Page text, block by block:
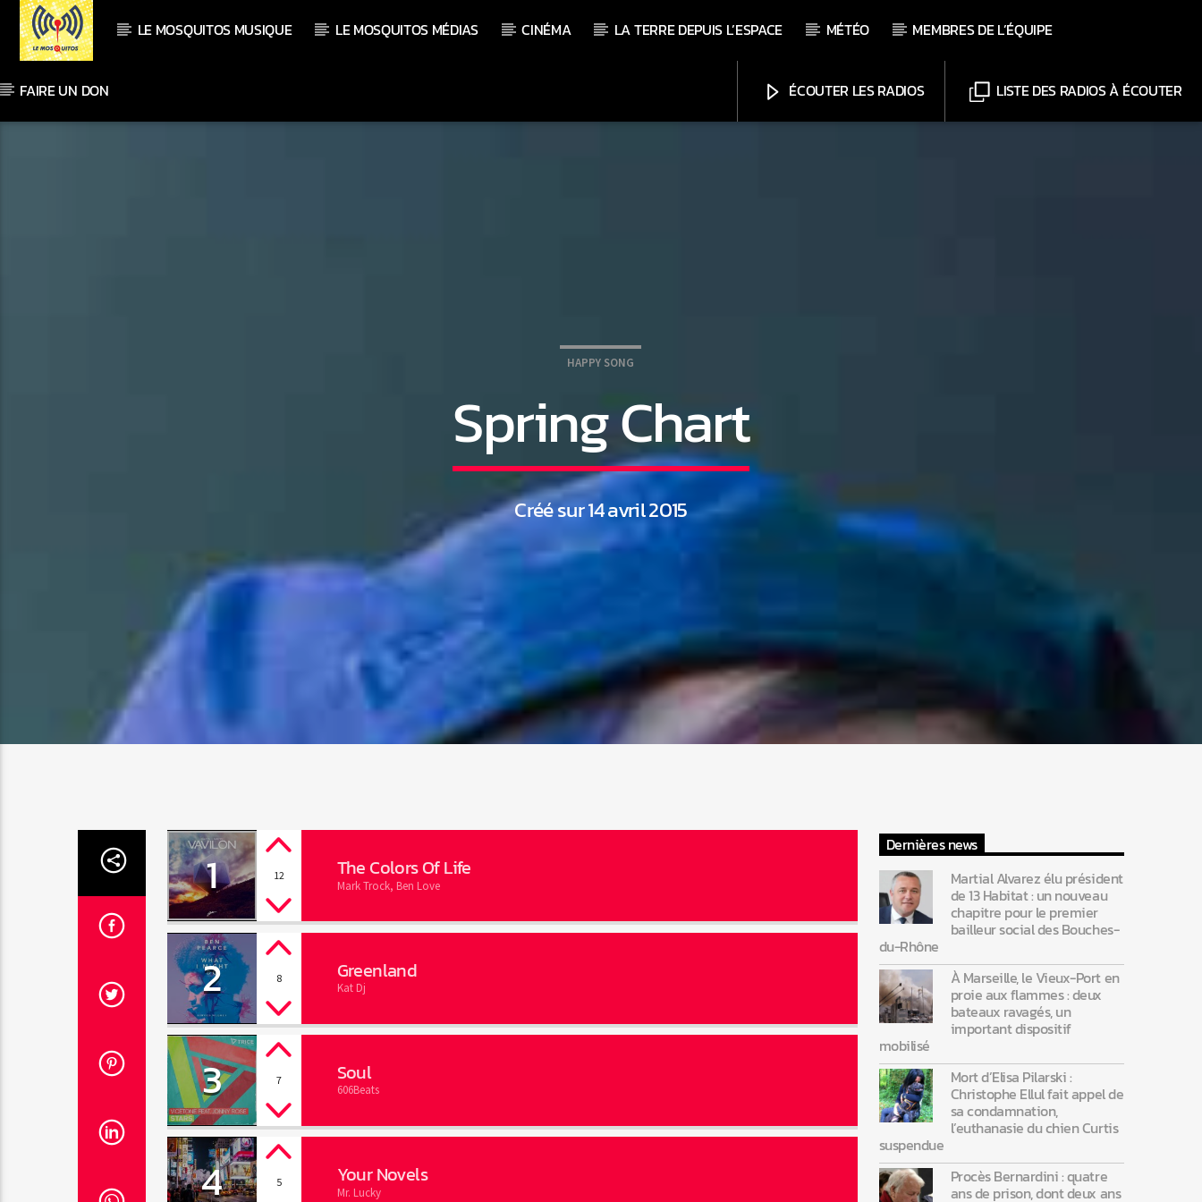
LE MOSQUITOS MUSIQUE LE MOSQUITOS MÉDIAS CINÉMA LA TERRE DEPUIS L’ESPACE MÉTÉO MEMBRES DE L’ÉQUIPE
FAIRE UN DON LISTE DES RADIOS À ÉCOUTER
ÉCOUTER LES RADIOS
HAPPY SONG
Spring Chart
Créé sur 14 avril 2015
1 12 The Colors Of Life
Mark Trock, Ben Love
2 8 Greenland
Kat Dj
3 7 Soul
606Beats
4 5 Your Novels
Mr. Lucky
Dernières news
Martial Alvarez élu président
de 13 Habitat : un nouveau
chapitre pour le premier
bailleur social des Bouches-
du-Rhône
À Marseille, le Vieux-Port en
proie aux flammes : deux
bateaux ravagés, un
important dispositif
mobilisé
Mort d’Elisa Pilarski :
Christophe Ellul fait appel de
sa condamnation,
l’euthanasie du chien Curtis
suspendue
Procès Bernardini : quatre
ans de prison, dont deux ans